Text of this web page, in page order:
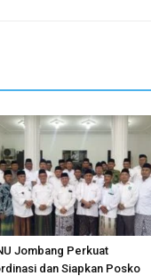
Jombang Perkuat
dan Siapkan Posko